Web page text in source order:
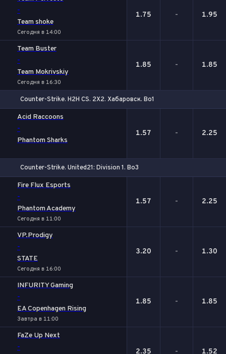
-
Team shoke
Сегодня в 14:00
1.75 - 1.95
Team Buster
-
Team Mokrivskiy
Сегодня в 16:30
1.85 - 1.85
Counter-Strike. H2H CS. 2X2. Хабаровск. Bo1
Acid Raccoons
-
Phantom Sharks
1.57 - 2.25
Counter-Strike. United21: Division 1. Bo3
Fire Flux Esports
-
Phantom Academy
Сегодня в 11:00
1.57 - 2.25
VP.Prodigy
-
STATE
Сегодня в 16:00
3.20 - 1.30
INFURITY Gaming
-
EA Copenhagen Rising
Завтра в 11:00
1.85 - 1.85
FaZe Up Next
- 2.35 - 1.52